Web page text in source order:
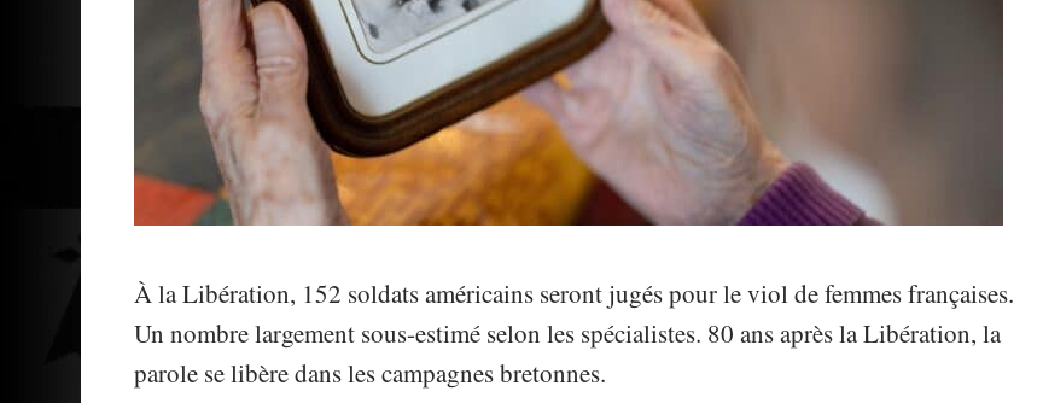
À la Libération, 152 soldats américains seront jugés pour le viol de femmes françaises.
Un nombre largement sous-estimé selon les spécialistes. 80 ans après la Libération, la
parole se libère dans les campagnes bretonnes.